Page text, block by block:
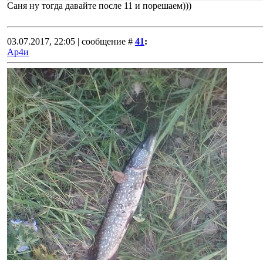
Саня ну тогда давайте после 11 и порешаем)))
03.07.2017, 22:05 | сообщение # 41:
Ар4и